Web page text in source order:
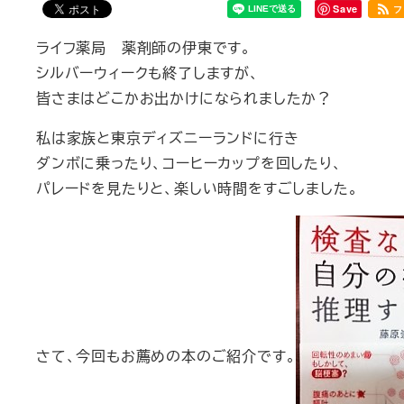
Save
ライフ薬局 薬剤師の伊東です。
シルバーウィークも終了しますが、
皆さまはどこかお出かけになられましたか？
私は家族と東京ディズニーランドに行き
ダンボに乗ったり、コーヒーカップを回したり、
パレードを見たりと、楽しい時間をすごしました。
さて、今回もお薦めの本のご紹介です。